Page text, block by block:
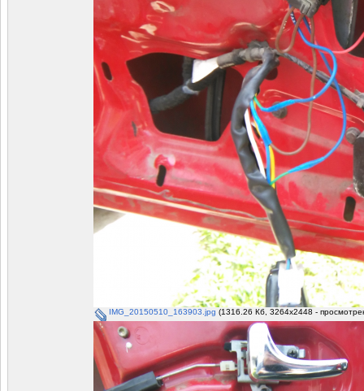
IMG_20150510_163903.jpg (1316.26 Кб, 3264x2448 -